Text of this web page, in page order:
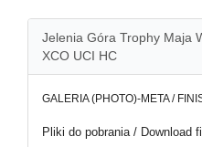
Jelenia Góra Trophy Maja
XCO UCI HC
GALERIA (PHOTO)-META /
Pliki do pobrania / Download